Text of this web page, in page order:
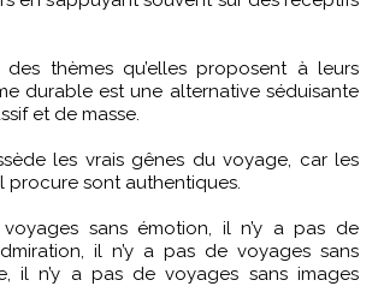
thèmes qu’elles proposent à leurs
durable est une alternative séduisante
et de masse.
les vrais gênes du voyage, car les
procure sont authentiques.
sans émotion, il n’y a pas de
il n’y a pas de voyages sans
il n’y a pas de voyages sans images